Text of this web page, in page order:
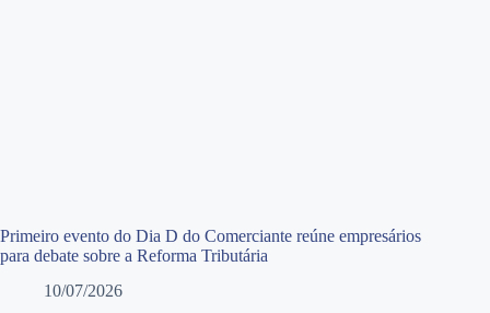
Primeiro evento do Dia D do Comerciante reúne empresários
para debate sobre a Reforma Tributária
10/07/2026